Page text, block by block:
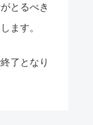
とるべき
ます。
了となり